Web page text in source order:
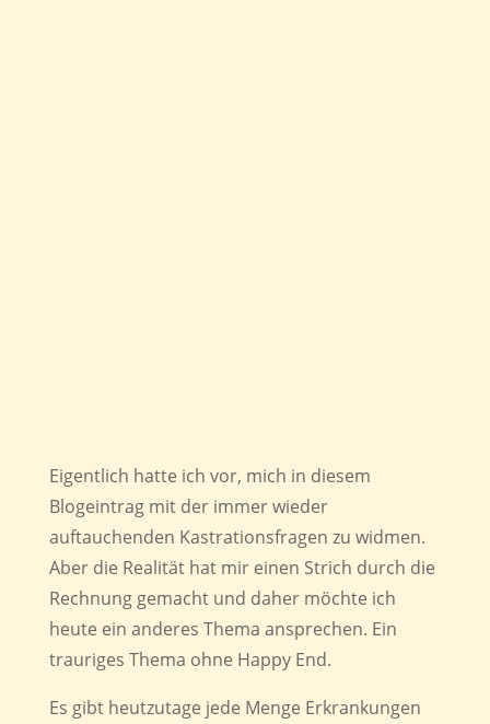
Eigentlich hatte ich vor, mich in diesem
Blogeintrag mit der immer wieder
auftauchenden Kastrationsfragen zu widmen.
Aber die Realität hat mir einen Strich durch die
Rechnung gemacht und daher möchte ich
heute ein anderes Thema ansprechen. Ein
trauriges Thema ohne Happy End.
Es gibt heutzutage jede Menge Erkrankungen